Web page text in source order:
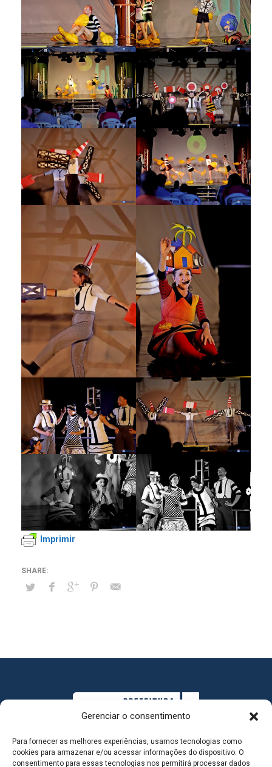
Gerenciar o consentimento
Para fornecer as melhores experiências, usamos tecnologias como
cookies para armazenar e/ou acessar informações do dispositivo. O
consentimento para essas tecnologias nos permitirá processar dados
Imprimir